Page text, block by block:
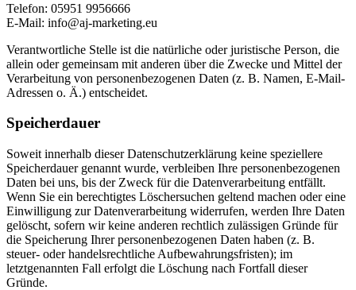
Telefon: 05951 9956666
E-Mail: info@aj-marketing.eu
Verantwortliche Stelle ist die natürliche oder juristische Person, die
allein oder gemeinsam mit anderen über die Zwecke und Mittel der
Verarbeitung von personenbezogenen Daten (z. B. Namen, E-Mail-
Adressen o. Ä.) entscheidet.
Speicherdauer
Soweit innerhalb dieser Datenschutzerklärung keine speziellere
Speicherdauer genannt wurde, verbleiben Ihre personenbezogenen
Daten bei uns, bis der Zweck für die Datenverarbeitung entfällt.
Wenn Sie ein berechtigtes Löschersuchen geltend machen oder eine
Einwilligung zur Datenverarbeitung widerrufen, werden Ihre Daten
gelöscht, sofern wir keine anderen rechtlich zulässigen Gründe für
die Speicherung Ihrer personenbezogenen Daten haben (z. B.
steuer- oder handelsrechtliche Aufbewahrungsfristen); im
letztgenannten Fall erfolgt die Löschung nach Fortfall dieser
Gründe.